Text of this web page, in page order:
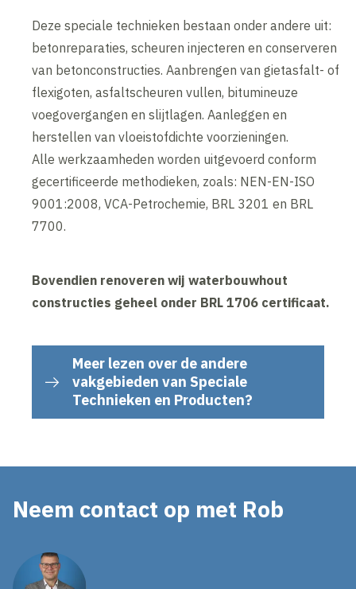
Deze speciale technieken bestaan onder andere uit:
betonreparaties, scheuren injecteren en conserveren
van betonconstructies. Aanbrengen van gietasfalt- of
flexigoten, asfaltscheuren vullen, bitumineuze
voegovergangen en slijtlagen. Aanleggen en
herstellen van vloeistofdichte voorzieningen.
Alle werkzaamheden worden uitgevoerd conform
gecertificeerde methodieken, zoals: NEN-EN-ISO
9001:2008, VCA-Petrochemie, BRL 3201 en BRL
7700.
Bovendien renoveren wij waterbouwhout
constructies geheel onder BRL 1706 certificaat.
Meer lezen over de andere
vakgebieden van Speciale
Technieken en Producten?
Neem contact op met Rob